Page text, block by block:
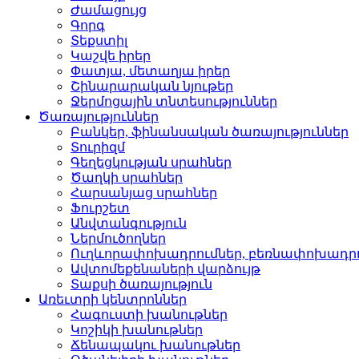
Ժամացույց­
Գորգ­
Տեքստիլ­
Կաշվե իրեր­
Փատյա, մետաղյա իրեր­
Շինարարական նյութեր
Ջերմոցային տնտեսությո­ւններ
Ծառայություններ
Բանկեր, ֆինանսական ծա­ռայություններ
Տուրիզմ­
Գեղեցկության սրահներ­
Ծաղկի սրահներ­
Հարսանյաց սրահներ
Ֆուրշետ­
Անվտանգություն­
Ներմուծողներ­
Ուղևորափոխադրումներ,
Ավտոմեքենաների վարձու­յթ
Տաքսի ծառայություն­
Առեւտրի կենտրոններ
Հագուստի խանութներ
Կոշիկի խանութներ­
Ճենապակու խանութներ­